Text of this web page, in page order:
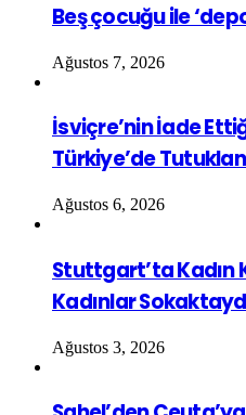
Beş çocuğu ile
Ağustos 7, 2026
İsviçre’nin İade
Türkiye’de
Ağustos 6, 2026
Stuttgart’ta Kadın
Kadınlar
Ağustos 3, 2026